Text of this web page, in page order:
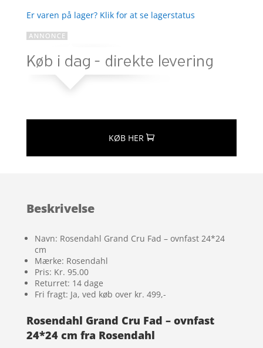
Er varen på lager? Klik for at se lagerstatus
KØB HER
Beskrivelse
Navn: Rosendahl Grand Cru Fad – ovnfast 24*24
cm
Mærke: Rosendahl
Pris: Kr. 95.00
Returret: 14 dage
Fri fragt: Ja, ved køb over kr. 499,-
Rosendahl Grand Cru Fad – ovnfast
24*24 cm fra Rosendahl